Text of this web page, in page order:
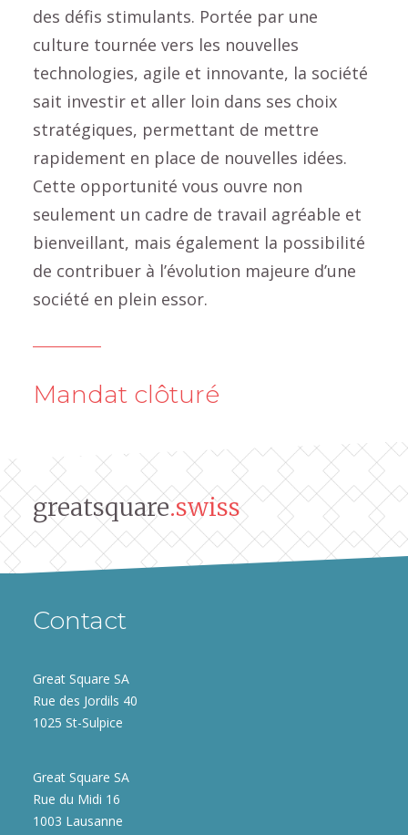
des défis stimulants. Portée par une
culture tournée vers les nouvelles
technologies, agile et innovante, la société
sait investir et aller loin dans ses choix
stratégiques, permettant de mettre
rapidement en place de nouvelles idées.
Cette opportunité vous ouvre non
seulement un cadre de travail agréable et
bienveillant, mais également la possibilité
de contribuer à l’évolution majeure d’une
société en plein essor.
Mandat clôturé
greatsquare.swiss
Contact
Great Square SA
Rue des Jordils 40
1025 St-Sulpice
Great Square SA
Rue du Midi 16
1003 Lausanne